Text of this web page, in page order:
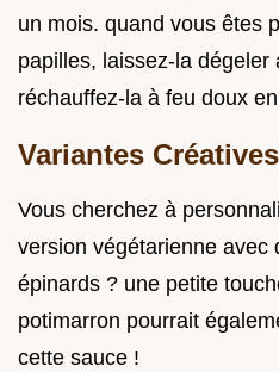
un mois. quand vous êtes
papilles, laissez-la dégeler
réchauffez-la à feu doux
Variantes
Vous cherchez à
version végétarienne avec
épinards ? une petite
potimarron pourrait
cette sauce !